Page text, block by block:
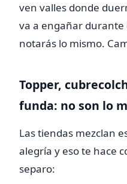
ven valles donde
va a engañar durante
notarás lo mismo.
Topper,
funda: no son lo
Las tiendas mezclan
alegría y eso te hace
separo: